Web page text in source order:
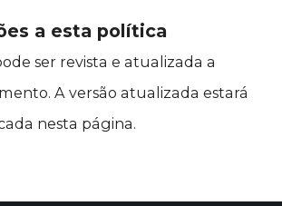
a esta política
ser revista e atualizada a
A versão atualizada estará
nesta página.